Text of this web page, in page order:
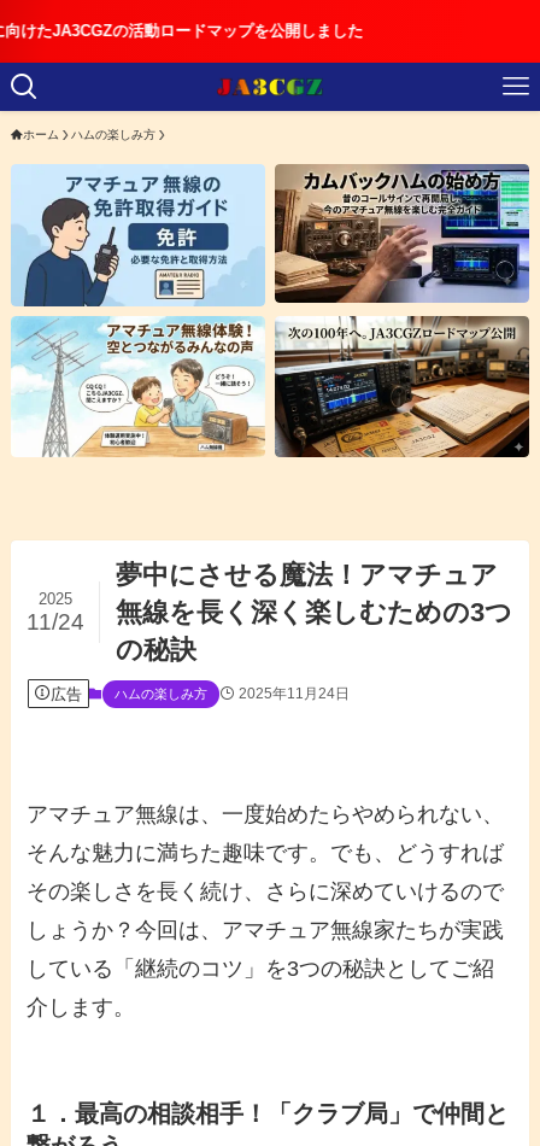
の活動ロードマップを公開しました
ホーム ハムの楽しみ方
夢中にさせる魔法！アマチュア
無線を長く深く楽しむための3つ
の秘訣
2025
11/24
広告 ハムの楽しみ方 2025年11月24日
アマチュア無線は、一度始めたらやめられない、
そんな魅力に満ちた趣味です。でも、どうすれば
その楽しさを長く続け、さらに深めていけるので
しょうか？今回は、アマチュア無線家たちが実践
している「継続のコツ」を3つの秘訣としてご紹
介します。
１．最高の相談相手！「クラブ局」で仲間と